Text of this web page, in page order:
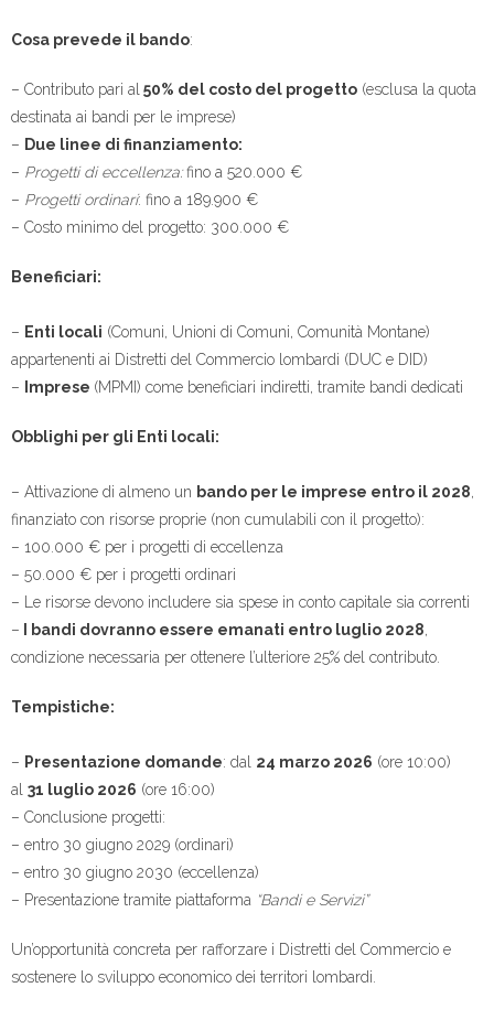
Cosa prevede il bando:
– Contributo pari al 50% del costo del progetto (esclusa la quota
destinata ai bandi per le imprese)
– Due linee di finanziamento:
– Progetti di eccellenza:fino a 520.000 €
– Progetti ordinari: fino a 189.900 €
– Costo minimo del progetto: 300.000 €
Beneficiari:
– Enti locali (Comuni, Unioni di Comuni, Comunità Montane)
appartenenti ai Distretti del Commercio lombardi (DUC e DID)
–
Imprese (MPMI) come beneficiari indiretti, tramite bandi dedicati
Obblighi per gli Enti locali:
– Attivazione di almeno un bando per le imprese entro il 2028
finanziato con risorse proprie (non cumulabili con il progetto):
– 100.000 € per i progetti di eccellenza
– 50.000 € per i progetti ordinari
– Le risorse devono includere sia spese in conto capitale sia correnti
– I bandi dovranno essere emanati entro luglio 2028
condizione necessaria per ottenere l’ulteriore 25% del contributo.
Tempistiche:
– Presentazione domande: dal 24 marzo 2026 (ore 10:00)
al 31 luglio 2026 (ore 16:00)
– Conclusione progetti:
– entro 30 giugno 2029 (ordinari)
– entro 30 giugno 2030 (eccellenza)
– Presentazione tramite piattaforma “Bandi e Servizi”
Un’opportunità concreta per rafforzare i Distretti del Commercio e
sostenere lo sviluppo economico dei territori lombardi.